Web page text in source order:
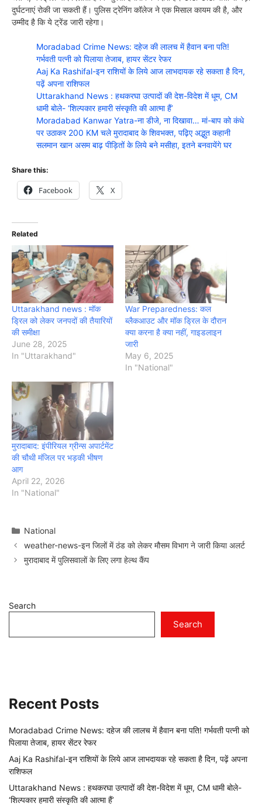
दुर्घटनाएं रोकी जा सकती हैं। पुलिस ट्रेनिंग कॉलेज ने एक मिसाल कायम की है, और
उम्मीद है कि ये ट्रेंड जारी रहेगा।
Moradabad Crime News: दहेज की लालच में हैवान बना पति!
गर्भवती पत्नी को पिलाया तेजाब, हायर सेंटर रेफर
Aaj Ka Rashifal-इन राशियों के लिये आज लाभदायक रहे सकता है दिन,
पढ़ें अपना राशिफल
Uttarakhand News : हथकरघा उत्पादों की देश-विदेश में धूम, CM
धामी बोले- ‘शिल्पकार हमारी संस्कृति की आत्मा हैं’
Moradabad Kanwar Yatra-ना डीजे, ना दिखावा… मां-बाप को कंधे
पर उठाकर 200 KM चले मुरादाबाद के शिवभक्त, पढ़िए अद्भुत कहानी
सलमान खान असम बाढ़ पीड़ितों के लिये बने मसीहा, इतने बनवायेंगे घर
Share this:
Facebook X
Related
Uttarakhand news : मॉक
ड्रिल को लेकर जनपदों की तैयारियों
की समीक्षा
June 28, 2025
In "Uttarakhand"
War Preparedness: कल
ब्लैकआउट और मॉक ड्रिल के दौरान
क्या करना है क्या नहीं, गाइडलाइन
जारी
May 6, 2025
In "National"
मुरादाबाद: इंपीरियल ग्रीन्स अपार्टमेंट
की चौथी मंजिल पर भड़की भीषण
आग
April 22, 2026
In "National"
Categories
National
weather-news-इन जिलों में ठंड को लेकर मौसम विभाग ने जारी किया अलर्ट
मुरादाबाद में पुलिसवालों के लिए लगा हेल्थ कैंप
Search
Search
Recent Posts
Moradabad Crime News: दहेज की लालच में हैवान बना पति! गर्भवती पत्नी को
पिलाया तेजाब, हायर सेंटर रेफर
Aaj Ka Rashifal-इन राशियों के लिये आज लाभदायक रहे सकता है दिन, पढ़ें अपना
राशिफल
Uttarakhand News : हथकरघा उत्पादों की देश-विदेश में धूम, CM धामी बोले-
‘शिल्पकार हमारी संस्कृति की आत्मा हैं’